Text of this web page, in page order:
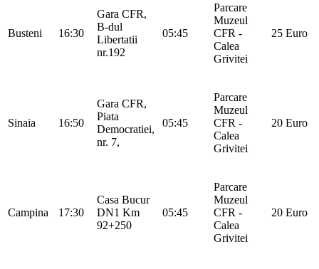
Busteni 16:30
Gara CFR,
B-dul
Libertatii
nr.192
05:45
Parcare
Muzeul
CFR -
Calea
Grivitei
25 Euro
Sinaia 16:50
Gara CFR,
Piata
Democratiei,
nr. 7,
05:45
Parcare
Muzeul
CFR -
Calea
Grivitei
20 Euro
Campina 17:30
Casa Bucur
DN1 Km
92+250
05:45
Parcare
Muzeul
CFR -
Calea
Grivitei
20 Euro